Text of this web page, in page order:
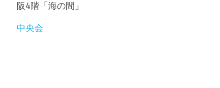
阪4階「海の間」
中央会